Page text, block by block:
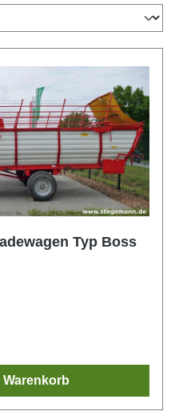
Typ Boss
Warenkorb